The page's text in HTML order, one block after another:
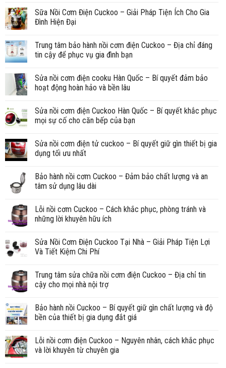
Sữa Nồi Cơm Điện Cuckoo – Giải Pháp Tiện Ích Cho Gia
Đình Hiện Đại
Trung tâm bảo hành nồi cơm điện Cuckoo – Địa chỉ đáng
tin cậy để phục vụ gia đình bạn
Sửa nồi cơm điện cooku Hàn Quốc – Bí quyết đảm bảo
hoạt động hoàn hảo và bền lâu
Sửa nồi cơm điện Cuckoo Hàn Quốc – Bí quyết khắc phục
mọi sự cố cho căn bếp của bạn
Sửa nồi cơm điện tử cuckoo – Bí quyết giữ gìn thiết bị gia
dụng tối ưu nhất
Bảo hành nồi cơm Cuckoo – Đảm bảo chất lượng và an
tâm sử dụng lâu dài
Lỗi nồi cơm Cuckoo – Cách khắc phục, phòng tránh và
những lời khuyên hữu ích
Sửa Nồi Cơm Điện Cuckoo Tại Nhà – Giải Pháp Tiện Lợi
Và Tiết Kiệm Chi Phí
Trung tâm sửa chữa nồi cơm điện Cuckoo – Địa chỉ tin
cậy cho mọi nhà nội trợ
Bảo hành nồi Cuckoo – Bí quyết giữ gìn chất lượng và độ
bền của thiết bị gia dụng đắt giá
Lỗi nồi cơm điện Cuckoo – Nguyên nhân, cách khắc phục
và lời khuyên từ chuyên gia